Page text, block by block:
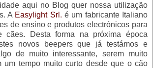
aqui no Blog quer nossa utilização
A Easylight Srl. é um fabricante Italiano
de ensino e produtos electrónicos para
cães. Desta forma na próxima época
novos beepers que já testámos e
de muito interessante, serem muito
um tempo muito curto desde que o cão